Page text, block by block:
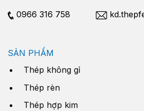
0966 316 758
SẢN PHẨM
Thép không gỉ
Thép rèn
Thép hợp kim